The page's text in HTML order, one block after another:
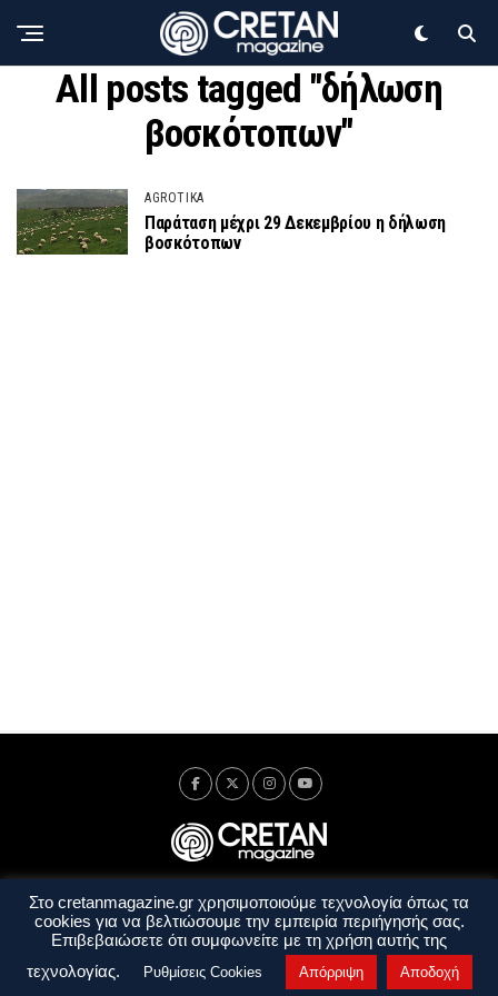
All posts tagged "δήλωση
βοσκότοπων"
AGROTIKA
Παράταση μέχρι 29 Δεκεμβρίου η δήλωση
βοσκότοπων
Ταυτότητα Πολιτική Απορρήτου
Όροι Χρήσης
Όροι και Προϋποθέσεις
Στο cretanmagazine.gr χρησιμοποιούμε τεχνολογία όπως τα
cookies για να βελτιώσουμε την εμπειρία περιήγησής σας.
Επιβεβαιώσετε ότι συμφωνείτε με τη χρήση αυτής της
τεχνολογίας.
Ρυθμίσεις Cookies Απόρριψη Αποδοχή